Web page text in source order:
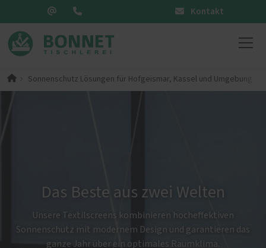
Kontakt
Sonnenschutz Lösungen für Hofgeismar, Kassel und Umgebung
Das Beste aus zwei Welten
Unsere Textilscreens kombinieren hocheffektiven
Sonnenschutz mit modernem Design und garantieren das
ganze Jahr über ein optimales Raumklima.